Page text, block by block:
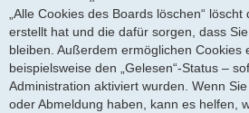
„Alle Cookies des Boards löschen“
erstellt hat und die dafür sorgen, dass
bleiben. Außerdem ermöglichen Cookies
beispielsweise den „Gelesen“-Status –
Administration aktiviert wurden. Wenn
oder Abmeldung haben, kann es helfen,